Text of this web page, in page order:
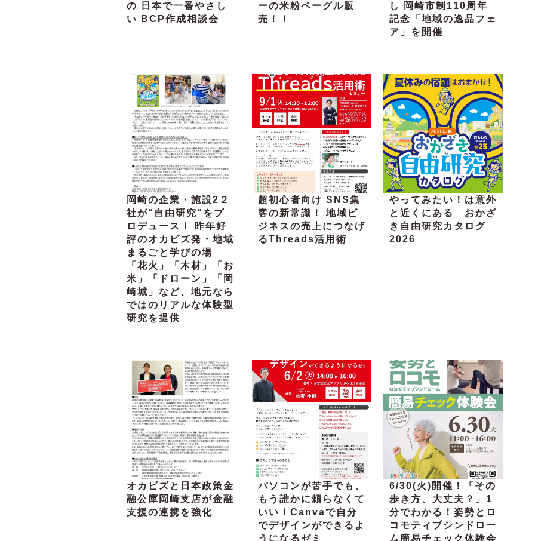
の 日本で一番やさし
い BCP作成相談会
ーの米粉ベーグル販
売！！
し 岡崎市制110周年
記念「地域の逸品フェ
ア」を開催
岡崎の企業・施設2２
社が“自由研究“をプ
ロデュース！ 昨年好
評のオカビズ発・地域
まるごと学びの場
「花火」「木材」「お
米」「ドローン」「岡
崎城」など、地元なら
ではのリアルな体験型
研究を提供
超初心者向け SNS集
客の新常識！ 地域ビ
ジネスの売上につなげ
るThreads活用術
やってみたい！は意外
と近くにある おかざ
き自由研究カタログ
2026
オカビズと日本政策金
融公庫岡崎支店が金融
支援の連携を強化
パソコンが苦手でも、
もう誰かに頼らなくて
いい！Canvaで自分
でデザインができるよ
うになるゼミ
6/30(火)開催！「その
歩き方、大丈夫？」1
分でわかる！姿勢とロ
コモティブシンドロー
ム簡易チェック体験会